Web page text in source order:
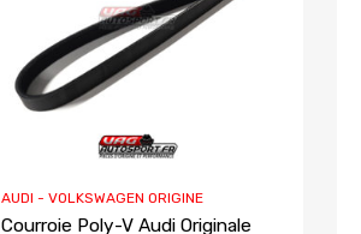
AUDI - VOLKSWAGEN ORIGINE
Courroie Poly-V Audi Originale